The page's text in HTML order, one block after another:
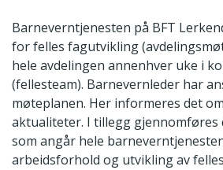
Barneverntjenesten på BFT
for felles fagutvikling
hele avdelingen annenhver uke i
(fellesteam). Barnevernleder har
møteplanen. Her informeres det
aktualiteter. I tillegg gjennomføres
som angår hele
arbeidsforhold og utvikling av